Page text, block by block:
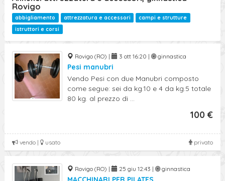
Rovigo
abbigliamento attrezzatura e accessori
campi e strutture
istruttori e corsi
Rovigo (RO) | 3 ott 16:20 | ginnastica
Pesi manubri
Vendo Pesi con due Manubri composto
come segue: sei da kg.10 e 4 da kg.5 totale
80 kg. al prezzo di ...
100 €
privato
vendo | usato
Rovigo (RO) | 25 giu 12:43 | ginnastica